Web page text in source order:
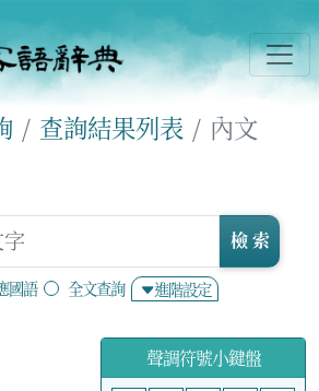
查詢結果列表 內文
國語 全文查詢 進階設定
檢 索
聲調符號小鍵盤